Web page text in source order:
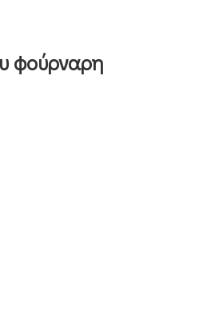
φούρναρη